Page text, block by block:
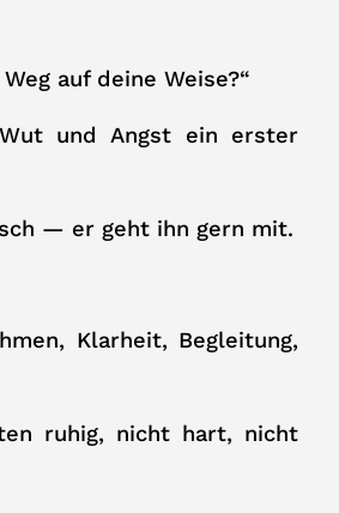
auf deine Weise?“
und Angst ein erster
— er geht ihn gern mit.
Klarheit, Begleitung,
ruhig, nicht hart, nicht